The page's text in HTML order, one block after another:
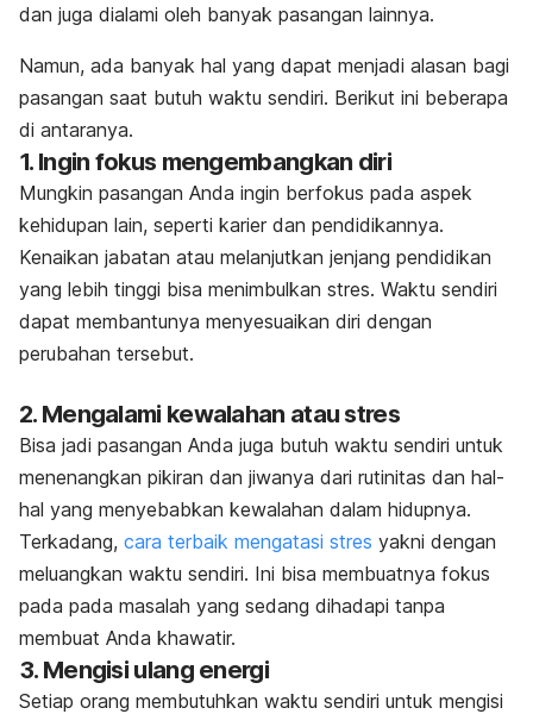
dan juga dialami oleh banyak pasangan lainnya.
Namun, ada banyak hal yang dapat menjadi alasan bagi
pasangan saat butuh waktu sendiri. Berikut ini beberapa
di antaranya.
1. Ingin fokus mengembangkan diri
Mungkin pasangan Anda ingin berfokus pada aspek
kehidupan lain, seperti karier dan pendidikannya.
Kenaikan jabatan atau melanjutkan jenjang pendidikan
yang lebih tinggi bisa menimbulkan stres. Waktu sendiri
dapat membantunya menyesuaikan diri dengan
perubahan tersebut.
2. Mengalami kewalahan atau stres
Bisa jadi pasangan Anda juga butuh waktu sendiri untuk
menenangkan pikiran dan jiwanya dari rutinitas dan hal-
hal yang menyebabkan kewalahan dalam hidupnya.
Terkadang, cara terbaik mengatasi stres yakni dengan
meluangkan waktu sendiri. Ini bisa membuatnya fokus
pada pada masalah yang sedang dihadapi tanpa
membuat Anda khawatir.
3. Mengisi ulang energi
Setiap orang membutuhkan waktu sendiri untuk mengisi